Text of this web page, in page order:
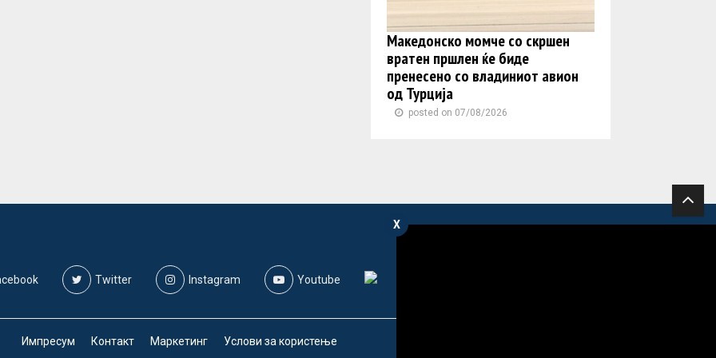
Македонско момче со скршен
вратен пршлен ќе биде
пренесено со владиниот авион
од Турција
posted on 07/08/2026
Twitter Instagram Youtube
Импресум Контакт Маркетинг Услови за користење
X